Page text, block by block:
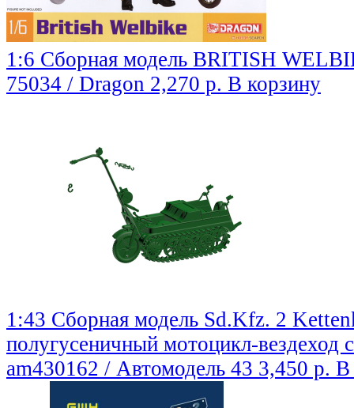
1:6 Сборная модель BRITISH
75034 / Dragon 2,270 р. В корзину
1:43 Сборная модель Sd.Kfz. 2
полугусеничный мотоцикл-вездеход
am430162 / Автомодель 43 3,450 р. В